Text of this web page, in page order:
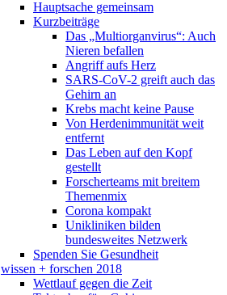
Hauptsache gemeinsam
Kurzbeiträge
Das „Multiorganvirus“: Auch
Nieren befallen
Angriff aufs Herz
SARS-CoV-2 greift auch das
Gehirn an
Krebs macht keine Pause
Von Herdenimmunität weit
entfernt
Das Leben auf den Kopf
gestellt
Forscherteams mit breitem
Themenmix
Corona kompakt
Unikliniken bilden
bundesweites Netzwerk
Spenden Sie Gesundheit
wissen + forschen 2018
Wettlauf gegen die Zeit